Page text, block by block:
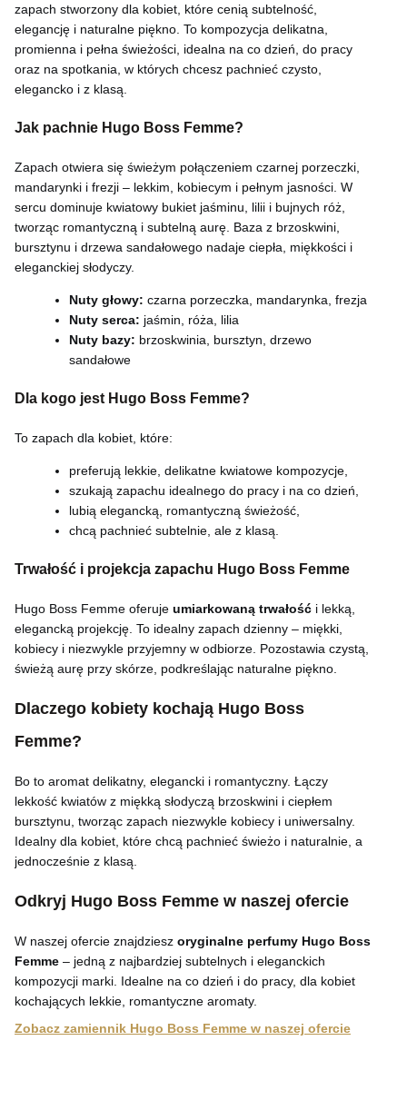
zapach stworzony dla kobiet, które cenią subtelność,
elegancję i naturalne piękno. To kompozycja delikatna,
promienna i pełna świeżości, idealna na co dzień, do pracy
oraz na spotkania, w których chcesz pachnieć czysto,
elegancko i z klasą.
Jak pachnie Hugo Boss Femme?
Zapach otwiera się świeżym połączeniem czarnej porzeczki,
mandarynki i frezji – lekkim, kobiecym i pełnym jasności. W
sercu dominuje kwiatowy bukiet jaśminu, lilii i bujnych róż,
tworząc romantyczną i subtelną aurę. Baza z brzoskwini,
bursztynu i drzewa sandałowego nadaje ciepła, miękkości i
eleganckiej słodyczy.
Nuty głowy: czarna porzeczka, mandarynka, frezja
Nuty serca: jaśmin, róża, lilia
Nuty bazy: brzoskwinia, bursztyn, drzewo
sandałowe
Dla kogo jest Hugo Boss Femme?
To zapach dla kobiet, które:
preferują lekkie, delikatne kwiatowe kompozycje,
szukają zapachu idealnego do pracy i na co dzień,
lubią elegancką, romantyczną świeżość,
chcą pachnieć subtelnie, ale z klasą.
Trwałość i projekcja zapachu Hugo Boss Femme
Hugo Boss Femme oferuje umiarkowaną trwałość i lekką,
elegancką projekcję. To idealny zapach dzienny – miękki,
kobiecy i niezwykle przyjemny w odbiorze. Pozostawia czystą,
świeżą aurę przy skórze, podkreślając naturalne piękno.
Dlaczego kobiety kochają Hugo Boss
Femme?
Bo to aromat delikatny, elegancki i romantyczny. Łączy
lekkość kwiatów z miękką słodyczą brzoskwini i ciepłem
bursztynu, tworząc zapach niezwykle kobiecy i uniwersalny.
Idealny dla kobiet, które chcą pachnieć świeżo i naturalnie, a
jednocześnie z klasą.
Odkryj Hugo Boss Femme w naszej ofercie
W naszej ofercie znajdziesz oryginalne perfumy Hugo Boss
Femme – jedną z najbardziej subtelnych i eleganckich
kompozycji marki. Idealne na co dzień i do pracy, dla kobiet
kochających lekkie, romantyczne aromaty.
Zobacz zamiennik Hugo Boss Femme w naszej ofercie